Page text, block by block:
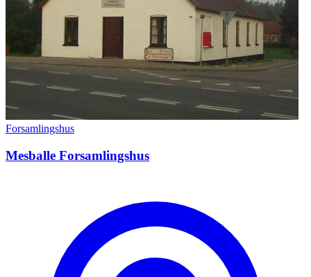
Forsamlingshus
Mesballe Forsamlingshus